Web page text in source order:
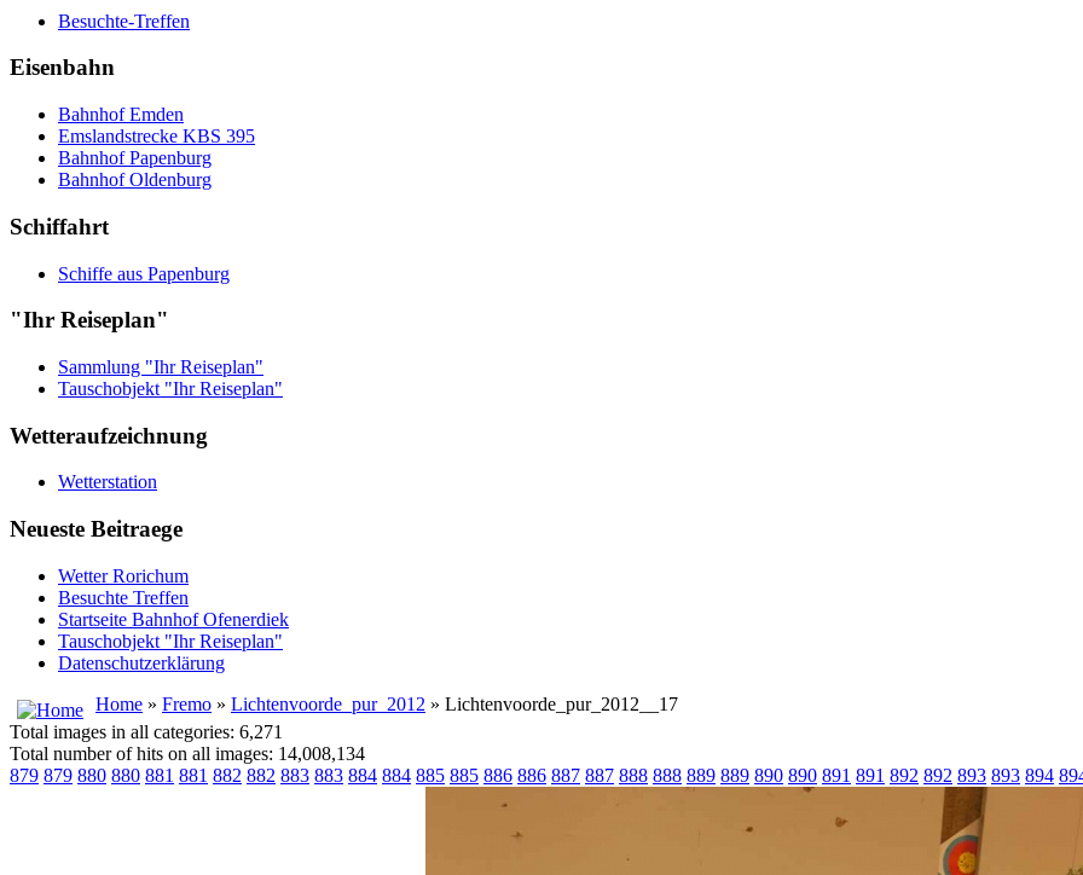
Besuchte-Treffen
Eisenbahn
Bahnhof Emden
Emslandstrecke KBS 395
Bahnhof Papenburg
Bahnhof Oldenburg
Schiffahrt
Schiffe aus Papenburg
"Ihr Reiseplan"
Sammlung "Ihr Reiseplan"
Tauschobjekt "Ihr Reiseplan"
Wetteraufzeichnung
Wetterstation
Neueste Beitraege
Wetter Rorichum
Besuchte Treffen
Startseite Bahnhof Ofenerdiek
Tauschobjekt "Ihr Reiseplan"
Datenschutzerklärung
Home » Fremo » Lichtenvoorde_pur_2012 » Lichtenvoorde_pur_2012__17
Total images in all categories: 6,271
Total number of hits on all images: 14,008,134
879 879 880 880 881 881 882 882 883 883 884 884 885 885 886 886 887 887 888 888 889 889 890 890 891 891 892 892 893 893 894